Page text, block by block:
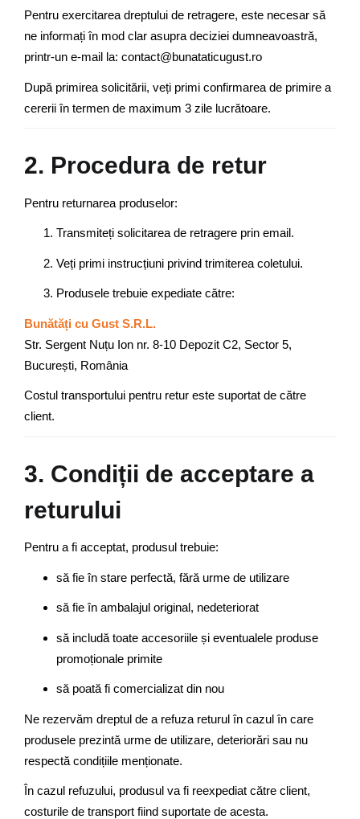
Pentru exercitarea dreptului de retragere, este necesar să
ne informați în mod clar asupra deciziei dumneavoastră,
printr-un e-mail la: contact@bunataticugust.ro
După primirea solicitării, veți primi confirmarea de primire a
cererii în termen de maximum 3 zile lucrătoare.
2. Procedura de retur
Pentru returnarea produselor:
Transmiteți solicitarea de retragere prin email.
Veți primi instrucțiuni privind trimiterea coletului.
Produsele trebuie expediate către:
Bunătăți cu Gust S.R.L.
Str. Sergent Nuțu Ion nr. 8-10 Depozit C2, Sector 5,
București, România
Costul transportului pentru retur este suportat de către
client.
3. Condiții de acceptare a
returului
Pentru a fi acceptat, produsul trebuie:
să fie în stare perfectă, fără urme de utilizare
să fie în ambalajul original, nedeteriorat
să includă toate accesoriile și eventualele produse
promoționale primite
să poată fi comercializat din nou
Ne rezervăm dreptul de a refuza returul în cazul în care
produsele prezintă urme de utilizare, deteriorări sau nu
respectă condițiile menționate.
În cazul refuzului, produsul va fi reexpediat către client,
costurile de transport fiind suportate de acesta.